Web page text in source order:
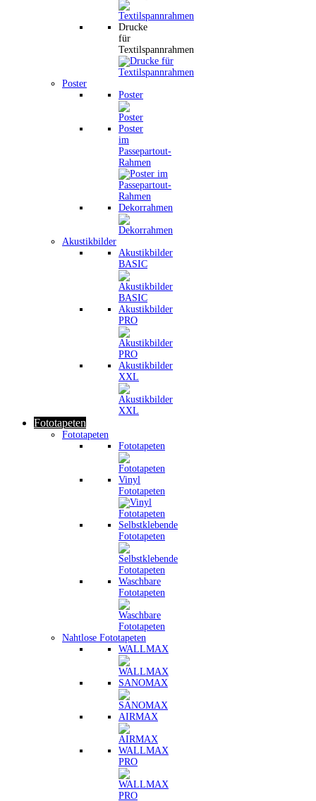
Drucke
für
Textilspannrahmen
Poster
Poster
Poster
im
Passepartout-
Rahmen
Dekorrahmen
Akustikbilder
Akustikbilder
BASIC
Akustikbilder
PRO
Akustikbilder
XXL
Fototapeten
Fototapeten
Fototapeten
Vinyl
Fototapeten
Selbstklebende
Fototapeten
Waschbare
Fototapeten
Nahtlose Fototapeten
WALLMAX
SANOMAX
AIRMAX
WALLMAX
PRO